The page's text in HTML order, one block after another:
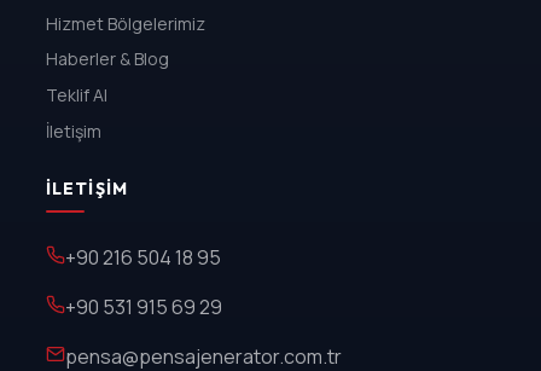
Hizmet Bölgelerimiz
Haberler & Blog
Teklif Al
İletişim
İLETIŞIM
+90 216 504 18 95
+90 531 915 69 29
pensa@pensajenerator.com.tr